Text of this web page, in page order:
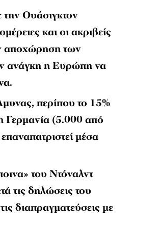
Ουάσιγκτον
και οι ακριβείς
αποχώρηση των
ανάγκη η Ευρώπη να
περίπου το 15%
Γερμανία (5.000 από
μέσα
του Ντόναλντ
τις δηλώσεις του
διαπραγματεύσεις με